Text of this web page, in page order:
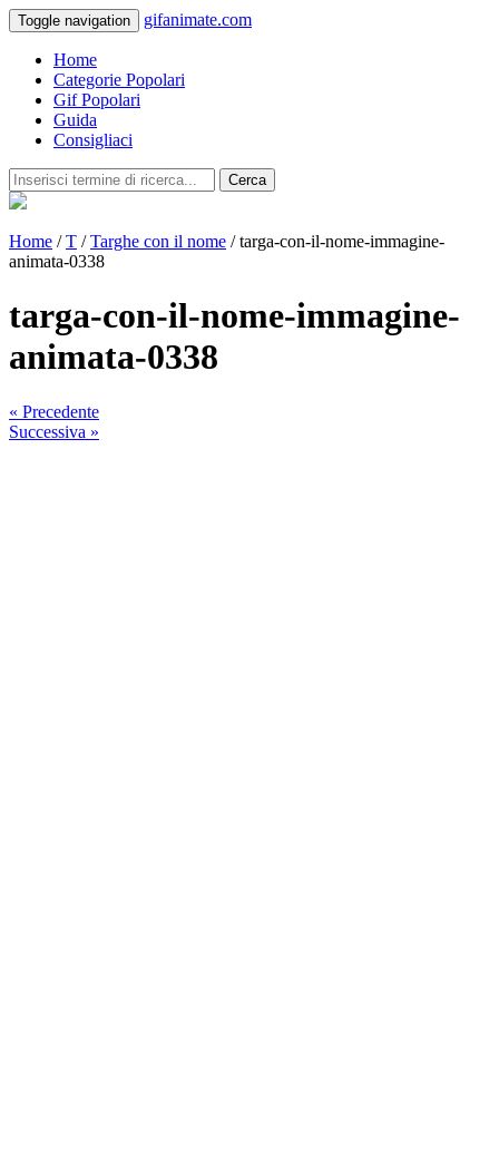
Toggle navigation gifanimate.com
Home
Categorie Popolari
Gif Popolari
Guida
Consigliaci
Cerca
Home /T /Targhe con il nome / targa-con-il-nome-immagine-
animata-0338
targa-con-il-nome-immagine-
animata-0338
« Precedente
Successiva »